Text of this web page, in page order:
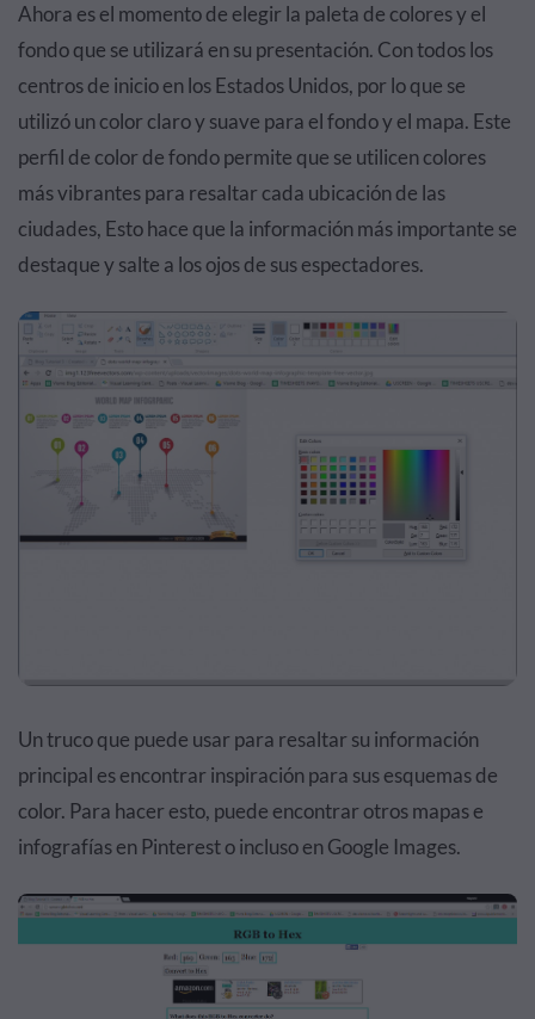
Ahora es el momento de elegir la paleta de colores y el
fondo que se utilizará en su presentación. Con todos los
centros de inicio en los Estados Unidos, por lo que se
utilizó un color claro y suave para el fondo y el mapa. Este
perfil de color de fondo permite que se utilicen colores
más vibrantes para resaltar cada ubicación de las
ciudades, Esto hace que la información más importante se
destaque y salte a los ojos de sus espectadores.
Un truco que puede usar para resaltar su información
principal es encontrar inspiración para sus esquemas de
color. Para hacer esto, puede encontrar otros mapas e
infografías en Pinterest o incluso en Google Images.